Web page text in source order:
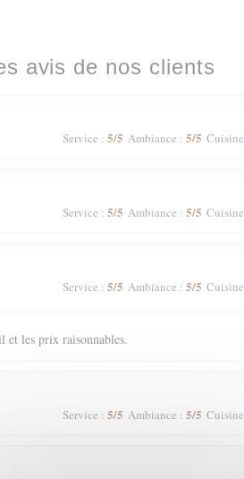
avis de nos clients
Service : 5/5 Ambiance : 5/5 Cuisine
Service : 5/5 Ambiance : 5/5 Cuisine
Service : 5/5 Ambiance : 5/5 Cuisine
et les prix raisonnables.
Service : 5/5 Ambiance : 5/5 Cuisine